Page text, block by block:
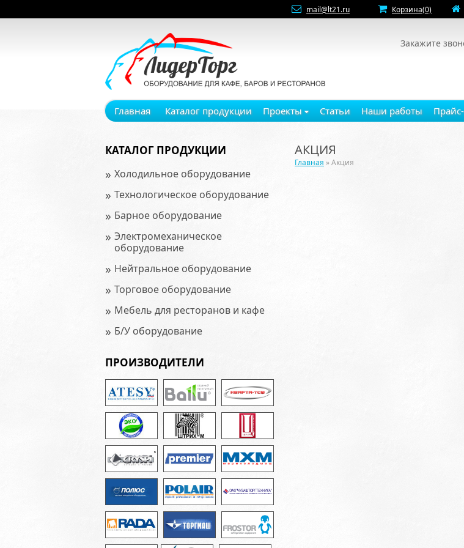
mail@lt21.ru Корзина(0)
Закажите
Главная Каталог продукции Проекты Статьи Наши работы
КАТАЛОГ ПРОДУКЦИИ
» Холодильное оборудование
» Технологическое оборудование
» Барное оборудование
» Электромеханическое
оборудование
» Нейтральное оборудование
» Торговое оборудование
» Мебель для ресторанов и кафе
» Б/У оборудование
ПРОИЗВОДИТЕЛИ
АКЦИЯ
Главная » Акция